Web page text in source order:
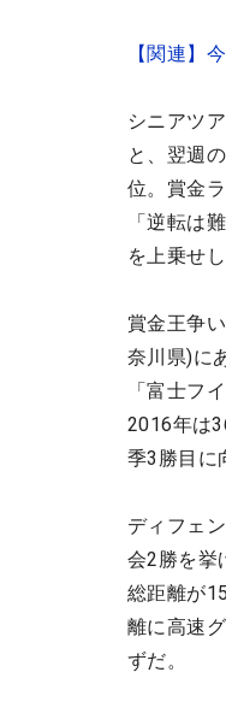
【関連】
シニアツ
と、翌週
位。賞金
「逆転は
を上乗せ
賞金王争
奈川県)に
「富士フ
2016年は
季3勝目に
ディフェ
会2勝を挙
総距離が
離に高速
ずだ。